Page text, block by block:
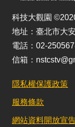
科技大觀園
地址：臺北市大
電話：02-
信箱：
隱私權保護政策
服務條款
網站資料開放宣